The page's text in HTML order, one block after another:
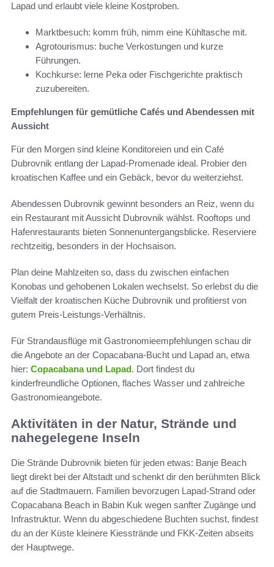
Lapad und erlaubt viele kleine Kostproben.
Marktbesuch: komm früh, nimm eine Kühltasche mit.
Agrotourismus: buche Verkostungen und kurze
Führungen.
Kochkurse: lerne Peka oder Fischgerichte praktisch
zuzubereiten.
Empfehlungen für gemütliche Cafés und Abendessen mit
Aussicht
Für den Morgen sind kleine Konditoreien und ein Café
Dubrovnik entlang der Lapad-Promenade ideal. Probier den
kroatischen Kaffee und ein Gebäck, bevor du weiterziehst.
Abendessen Dubrovnik gewinnt besonders an Reiz, wenn du
ein Restaurant mit Aussicht Dubrovnik wählst. Rooftops und
Hafenrestaurants bieten Sonnenuntergangsblicke. Reserviere
rechtzeitig, besonders in der Hochsaison.
Plan deine Mahlzeiten so, dass du zwischen einfachen
Konobas und gehobenen Lokalen wechselst. So erlebst du die
Vielfalt der kroatischen Küche Dubrovnik und profitierst von
gutem Preis-Leistungs-Verhältnis.
Für Strandausflüge mit Gastronomieempfehlungen schau dir
die Angebote an der Copacabana-Bucht und Lapad an, etwa
hier: Copacabana und Lapad. Dort findest du
kinderfreundliche Optionen, flaches Wasser und zahlreiche
Gastronomieangebote.
Aktivitäten in der Natur, Strände und
nahegelegene Inseln
Die Strände Dubrovnik bieten für jeden etwas: Banje Beach
liegt direkt bei der Altstadt und schenkt dir den berühmten Blick
auf die Stadtmauern. Familien bevorzugen Lapad-Strand oder
Copacabana Beach in Babin Kuk wegen sanfter Zugänge und
Infrastruktur. Wenn du abgeschiedene Buchten suchst, findest
du an der Küste kleinere Kiesstrände und FKK-Zeiten abseits
der Hauptwege.